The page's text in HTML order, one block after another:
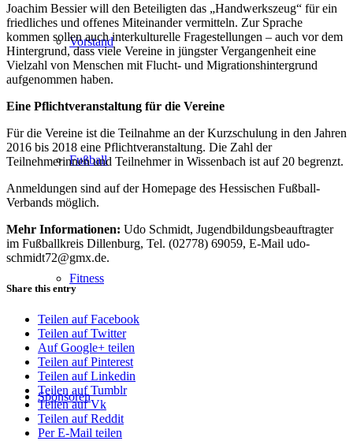
Vorstand
Fußball
Fitness
Sponsoren
Joachim Bessier will den Beteiligten das „Handwerkszeug“ für ein
friedliches und offenes Miteinander vermitteln. Zur Sprache
kommen sollen auch interkulturelle Fragestellungen – auch vor dem
Hintergrund, dass viele Vereine in jüngster Vergangenheit eine
Vielzahl von Menschen mit Flucht- und Migrationshintergrund
aufgenommen haben.
Eine Pflichtveranstaltung für die Vereine
Für die Vereine ist die Teilnahme an der Kurzschulung in den Jahren
2016 bis 2018 eine Pflichtveranstaltung. Die Zahl der
Teilnehmerinnen und Teilnehmer in Wissenbach ist auf 20 begrenzt.
Anmeldungen sind auf der Homepage des Hessischen Fußball-
Verbands möglich.
Mehr Informationen: Udo Schmidt, Jugendbildungsbeauftragter
im Fußballkreis Dillenburg, Tel. (02778) 69059, E-Mail udo-
schmidt72@gmx.de.
Share this entry
Teilen auf Facebook
Teilen auf Twitter
Auf Google+ teilen
Teilen auf Pinterest
Teilen auf Linkedin
Teilen auf Tumblr
Teilen auf Vk
Teilen auf Reddit
Per E-Mail teilen